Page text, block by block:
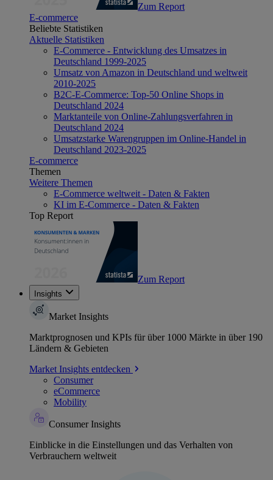
Zum Report
E-commerce
Beliebte Statistiken
Aktuelle Statistiken
E-Commerce - Entwicklung des Umsatzes in
Deutschland 1999-2025
Umsatz von Amazon in Deutschland und weltweit
2010-2025
B2C-E-Commerce: Top-50 Online Shops in
Deutschland 2024
Marktanteile von Online-Zahlungsverfahren in
Deutschland 2024
Umsatzstarke Warengruppen im Online-Handel in
Deutschland 2023-2025
E-commerce
Themen
Weitere Themen
E-Commerce weltweit - Daten & Fakten
KI im E-Commerce - Daten & Fakten
Top Report
Zum Report
Insights
Market Insights
Marktprognosen und KPIs für über 1000 Märkte in über 190
Ländern & Gebieten
Market Insights entdecken
Consumer
eCommerce
Mobility
Consumer Insights
Einblicke in die Einstellungen und das Verhalten von
Verbrauchern weltweit